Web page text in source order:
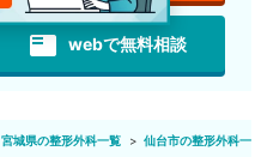
featured_play_list webで無料相談
宮城県の整形外科一覧 仙台市の整形外科一